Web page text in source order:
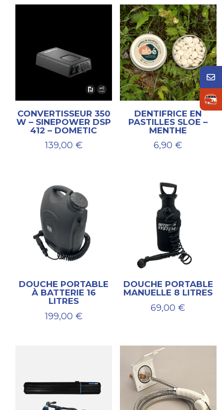
CONVERTISSEUR 350
W – SINEPOWER DSP
412 – DOMETIC
139,00 €
DENTIFRICE EN
PASTILLES SLOE –
MENTHE
6,90€
DOUCHE PORTABLE
À BATTERIE 16
LITRES
199,00 €
DOUCHE PORTABLE
MANUELLE 8 LITRES
69,00€